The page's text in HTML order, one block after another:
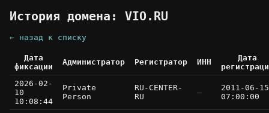
История домена: VIO.RU
← назад к списку
Дата
фиксации
Администратор Регистратор ИНН
Дата
2026-02-
10
10:08:44
Private
Person
RU-CENTER-
RU
—
2011-06-15
07:00:00